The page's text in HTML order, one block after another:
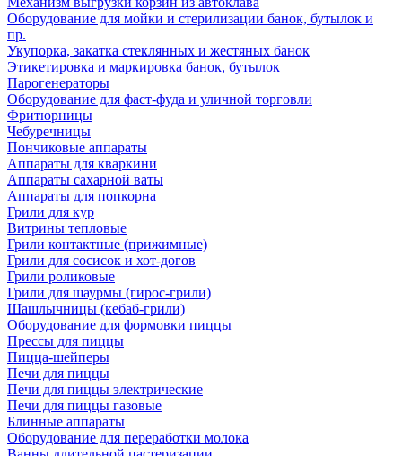
Оборудование для мойки и стерилизации банок, бутылок и
пр.
Укупорка, закатка стеклянных и жестяных банок
Этикетировка и маркировка банок, бутылок
Парогенераторы
Оборудование для фаст-фуда и уличной торговли
Фритюрницы
Чебуречницы
Пончиковые аппараты
Аппараты для кваркини
Аппараты сахарной ваты
Аппараты для попкорна
Грили для кур
Витрины тепловые
Грили контактные (прижимные)
Грили для сосисок и хот-догов
Грили роликовые
Грили для шаурмы (гирос-грили)
Шашлычницы (кебаб-грили)
Оборудование для формовки пиццы
Прессы для пиццы
Пицца-шейперы
Печи для пиццы
Печи для пиццы электрические
Печи для пиццы газовые
Блинные аппараты
Оборудование для переработки молока